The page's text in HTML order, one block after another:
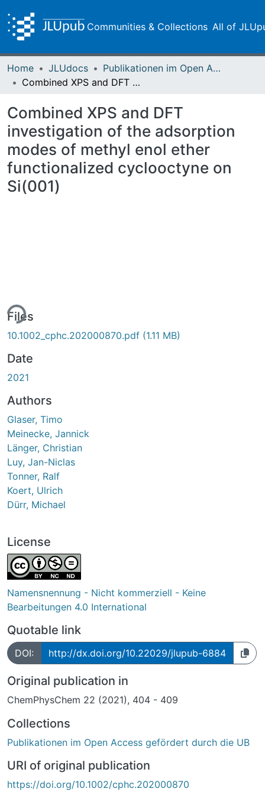
Communities & Collections All of
Home JLUdocs
Publikationen im Open Access gefördert durch die UB
Combined XPS and DFT investigation of the adsorption modes of methyl enol ether functionalized cyclooctyne on Si(001)
Combined XPS and DFT
investigation of the adsorption
modes of methyl enol ether
functionalized cyclooctyne on
Si(001)
Files
10.1002_cphc.202000870.pdf (1.11 MB)
Date
2021
Authors
Glaser, Timo
Meinecke, Jannick
Länger, Christian
Luy, Jan-Niclas
Tonner, Ralf
Koert, Ulrich
Dürr, Michael
License
Namensnennung - Nicht kommerziell - Keine
Bearbeitungen 4.0 International
Quotable link
DOI: http://dx.doi.org/10.22029/jlupub-6884
Original publication in
ChemPhysChem 22 (2021), 404 - 409
Collections
Publikationen im Open Access gefördert durch die UB
URI of original publication
https://doi.org/10.1002/cphc.202000870